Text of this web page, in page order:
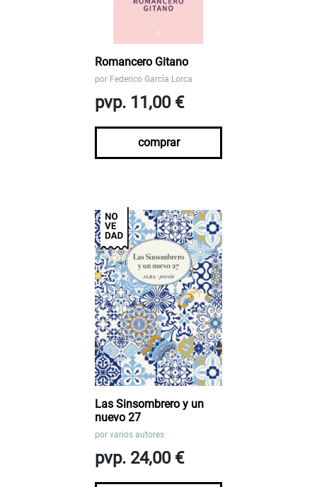
Romancero Gitano
por Federico García Lorca
pvp. 11,00 €
comprar
Las Sinsombrero y un
nuevo 27
por varios autores
pvp. 24,00 €